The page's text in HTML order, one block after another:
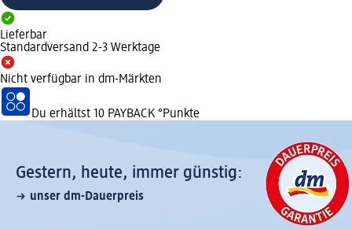
Lieferbar
Standardversand 2-3 Werktage
Nicht verfügbar in dm-Märkten
Du erhältst 10 PAYBACK °Punkte
Gestern, heute, immer günstig:
unser dm-Dauerpreis